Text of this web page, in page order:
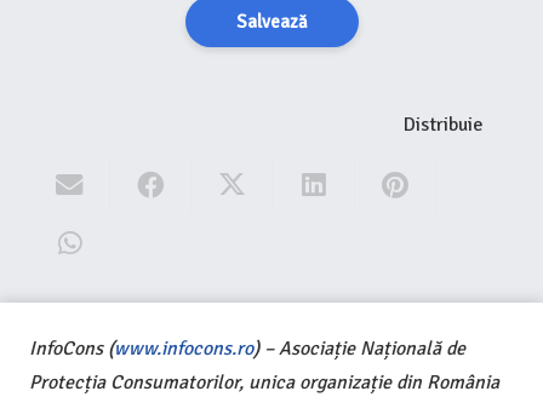
Salvează
Distribuie
InfoCons (www.infocons.ro) – Asociație Națională de
Protecția Consumatorilor, unica organizație din România